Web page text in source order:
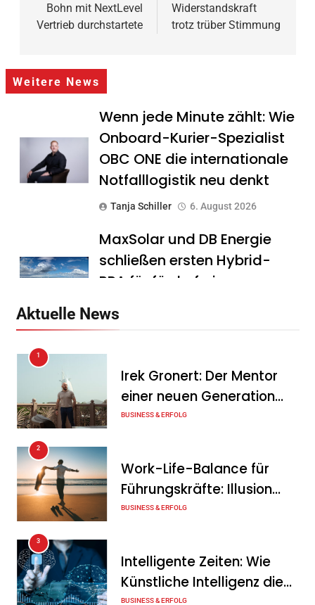
Bohn mit NextLevel
Vertrieb durchstartete
Widerstandskraft
trotz trüber Stimmung
Weitere News
Wenn jede Minute zählt: Wie
Onboard-Kurier-Spezialist
OBC ONE die internationale
Notfalllogistik neu denkt
Tanja Schiller 6. August 2026
MaxSolar und DB Energie
schließen ersten Hybrid-
PPA für förderfreie
Tanja Schiller
Geschäftsverlauf im
zweiten Quartal
Intersolar-Trend 2026:
Warum Batteriespeicher
zum wichtigsten Baustein
der Energiewende werden
Aktuelle News
1
Irek Gronert: Der Mentor
einer neuen Generation
von Unternehmern
BUSINESS & ERFOLG
2
Work-Life-Balance für
Führungskräfte: Illusion
oder echte Chance?
BUSINESS & ERFOLG
3
Intelligente Zeiten: Wie
Künstliche Intelligenz die
BUSINESS & ERFOLG